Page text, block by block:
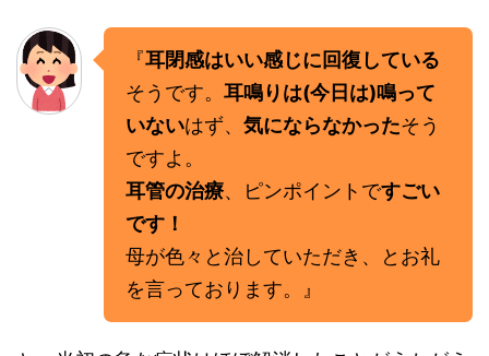
『耳閉感はいい感じに回復している
そうです。 耳鳴りは(今日は)鳴って
いないはず、 気にならなかったそう
ですよ。
耳管の治療、ピンポイントですごい
です！
母が色々と治していただき、とお礼
を言っております。』